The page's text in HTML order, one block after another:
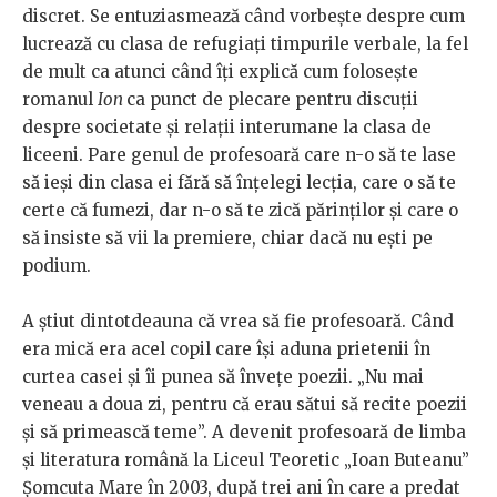
discret. Se entuziasmează când vorbește despre cum
lucrează cu clasa de refugiați timpurile verbale, la fel
de mult ca atunci când îți explică cum folosește
romanul Ion ca punct de plecare pentru discuții
despre societate și relații interumane la clasa de
liceeni. Pare genul de profesoară care n-o să te lase
să ieși din clasa ei fără să înțelegi lecția, care o să te
certe că fumezi, dar n-o să te zică părinților și care o
să insiste să vii la premiere, chiar dacă nu ești pe
podium.
A știut dintotdeauna că vrea să fie profesoară. Când
era mică era acel copil care își aduna prietenii în
curtea casei și îi punea să învețe poezii. „Nu mai
veneau a doua zi, pentru că erau sătui să recite poezii
și să primească teme”. A devenit profesoară de limba
și literatura română la Liceul Teoretic „Ioan Buteanu”
Șomcuta Mare în 2003, după trei ani în care a predat